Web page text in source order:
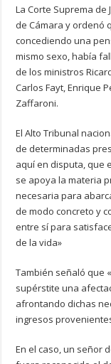
La Corte Suprema de
de Cámara y ordenó
concediendo una
mismo sexo, había
de los ministros
Carlos Fayt, Enrique
Zaffaroni.
El Alto Tribunal
de determinadas
aquí en disputa, que
se apoya la materia
necesaria para
de modo concreto y
entre sí para
de la vida»
También señaló que
supérstite una
afrontando dichas
ingresos
En el caso, un señor